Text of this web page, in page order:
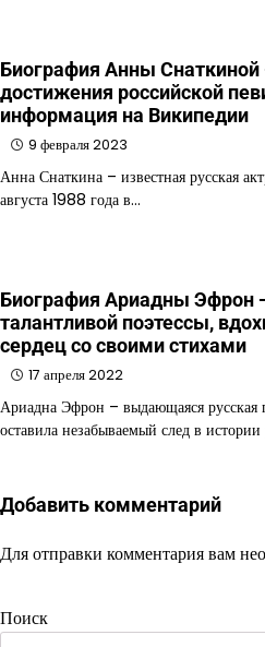
Биография Анны
достижения российской
информация на Википедии
9 февраля 2023
Анна Снаткина – известная русская
августа 1988 года в…
Биография Ариадны Эфрон
талантливой поэтессы,
сердец со своими стихами
17 апреля 2022
Ариадна Эфрон – выдающаяся русская
оставила незабываемый след в истории
Добавить комментарий
Для отправки комментария вам
Поиск